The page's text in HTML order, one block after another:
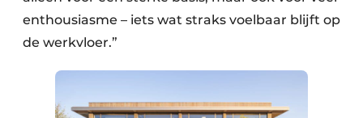
enthousiasme – iets wat straks voelbaar blijft op
de werkvloer.”